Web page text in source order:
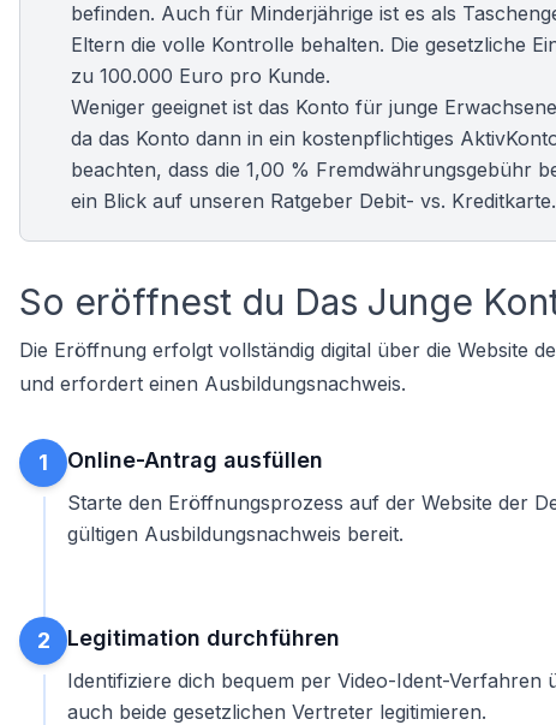
befinden. Auch für Minderjährige ist es als
Eltern die volle Kontrolle behalten. Die gesetzliche
zu 100.000 Euro pro Kunde.
Weniger geeignet ist das Konto für junge
da das Konto dann in ein kostenpflichtiges
beachten, dass die 1,00 % Fremdwährungsgebühr
ein Blick auf unseren Ratgeber Debit- vs. Kreditkarte.
So eröffnest du Das Junge
Die Eröffnung erfolgt vollständig digital über die Website
und erfordert einen Ausbildungsnachweis.
1 Online-Antrag ausfüllen
Starte den Eröffnungsprozess auf der Website der
gültigen Ausbildungsnachweis bereit.
2 Legitimation durchführen
Identifiziere dich bequem per Video-Ident-Verfahren
auch beide gesetzlichen Vertreter legitimieren.